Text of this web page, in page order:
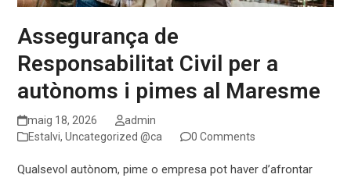
Assegurança de
Responsabilitat Civil per a
autònoms i pimes al Maresme
maig 18, 2026
admin
Estalvi,Uncategorized @ca 0 Comments
Qualsevol autònom, pime o empresa pot haver d’afrontar